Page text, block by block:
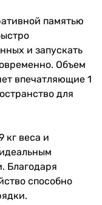
памятью
и запускать
Объем
впечатляющие 1
для
кг веса и
Благодаря
способно